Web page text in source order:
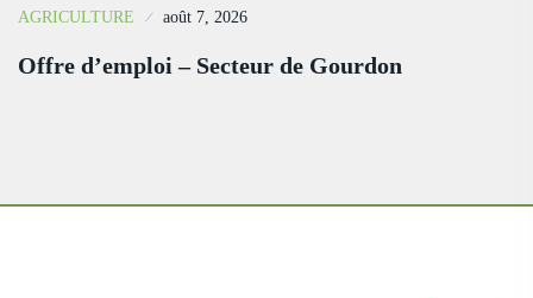
AGRICULTURE août 7, 2026
Offre d’emploi – Secteur de Gourdon